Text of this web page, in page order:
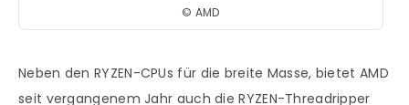
© AMD
Neben den RYZEN-CPUs für die breite Masse, bietet AMD
seit vergangenem Jahr auch die RYZEN-Threadripper